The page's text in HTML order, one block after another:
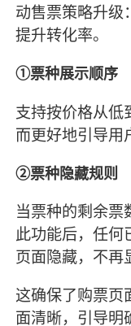
动售票策略升级
提升转化率。
①票种展示顺序
支持按价格从低
而更好地引导用
②票种隐藏规则
当票种的剩余票
此功能后，任何
页面隐藏，不再
这确保了购票页
面清晰，引导明